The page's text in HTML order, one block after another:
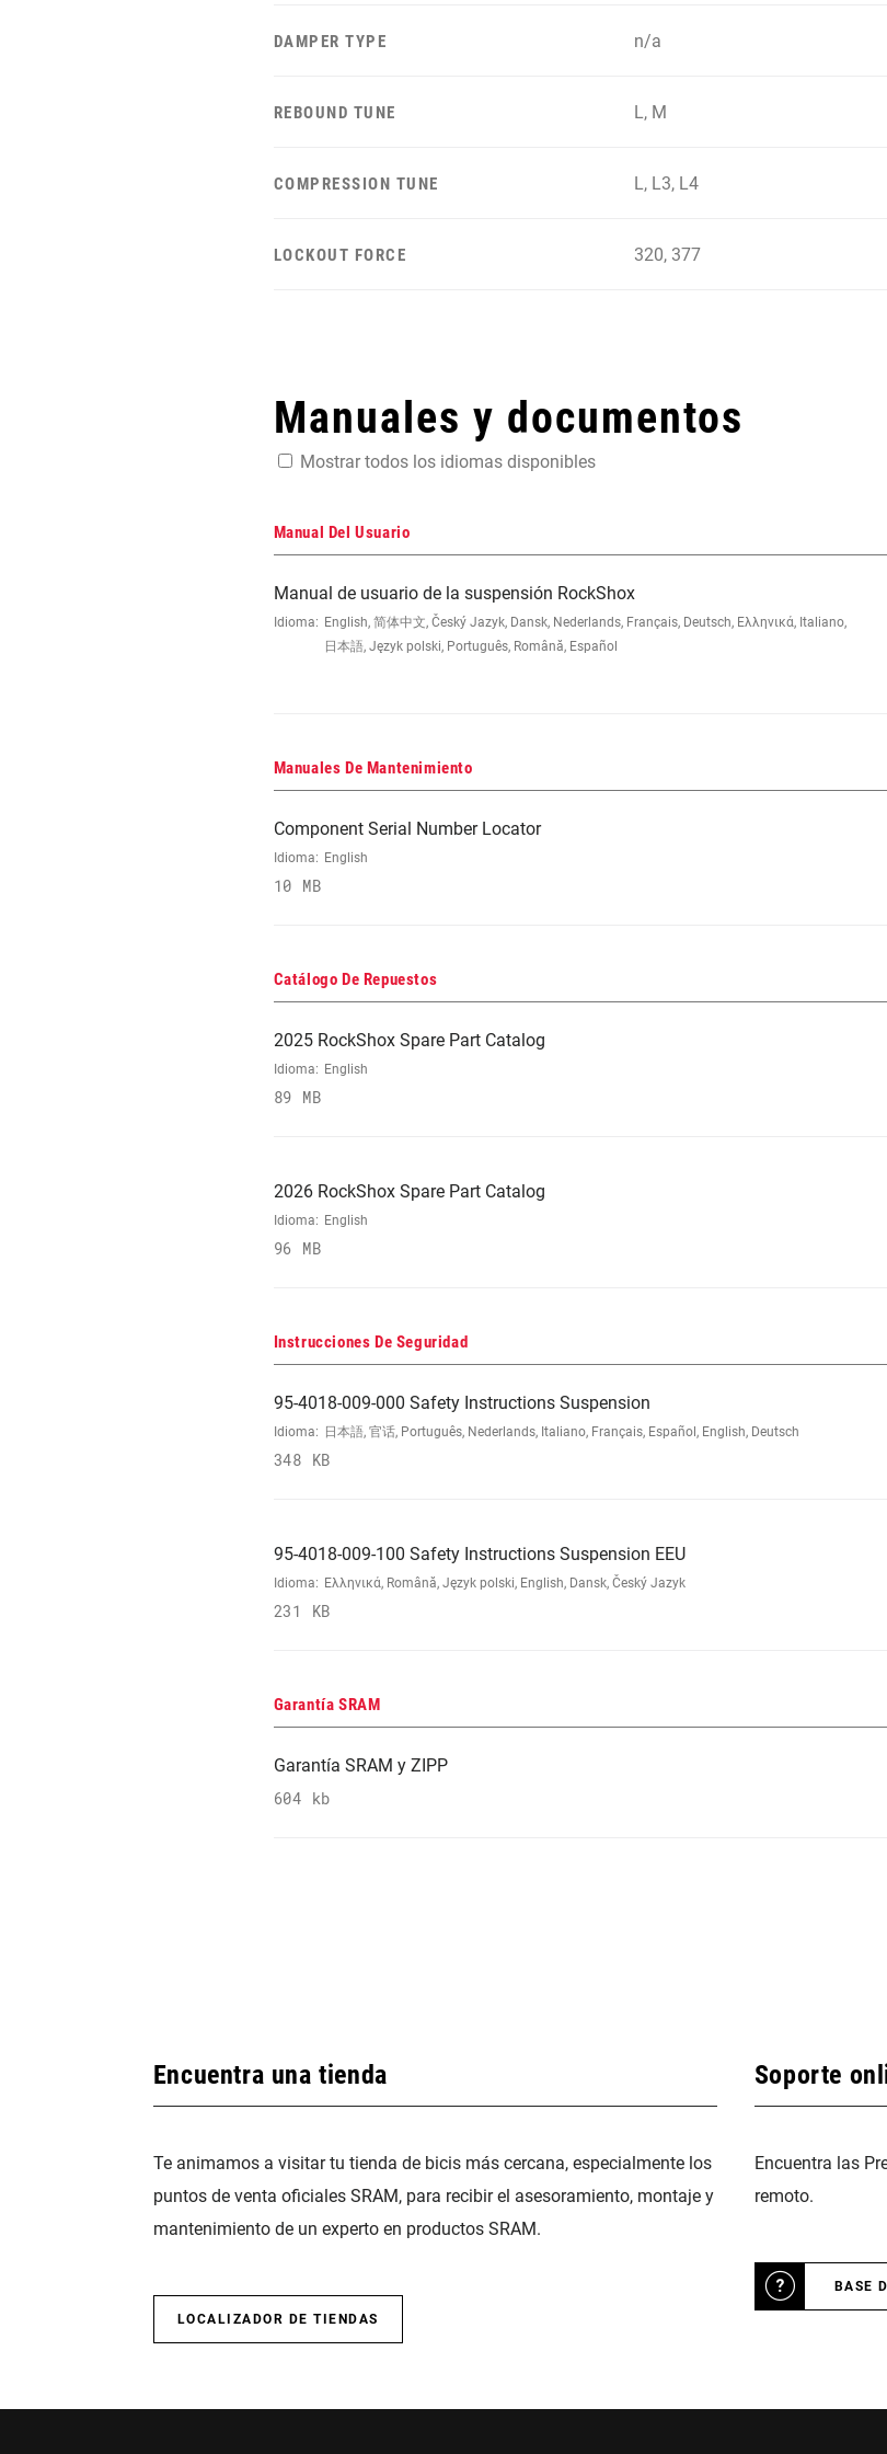
DAMPER TYPE n/a
REBOUND TUNE L, M
COMPRESSION TUNE L, L3, L4
LOCKOUT FORCE 320, 377
Manuales y documentos
Mostrar todos los idiomas disponibles
Manual Del Usuario
Manual de usuario de la suspensión RockShox
Idioma: English, 简体中文, Český Jazyk, Dansk, Nederlands, Français, Deutsch, Ελληνικά, Italiano,
日本語, Język polski, Português, Română, Español
Manuales De Mantenimiento
Component Serial Number Locator
Idioma: English
10 MB
Catálogo De Repuestos
2025 RockShox Spare Part Catalog
Idioma: English
89 MB
2026 RockShox Spare Part Catalog
Idioma: English
96 MB
Instrucciones De Seguridad
95-4018-009-000 Safety Instructions Suspension
Idioma: 日本語, 官话, Português, Nederlands, Italiano, Français, Español, English, Deutsch
348 KB
95-4018-009-100 Safety Instructions Suspension EEU
Idioma: Ελληνικά, Română, Język polski, English, Dansk, Český Jazyk
231 KB
Garantía SRAM
Garantía SRAM y ZIPP
604 kb
Encuentra una tienda
Te animamos a visitar tu tienda de bicis más cercana, especialmente los
puntos de venta oficiales SRAM, para recibir el asesoramiento, montaje y
mantenimiento de un experto en productos SRAM.
LOCALIZADOR DE TIENDAS
Soporte
Encuentra las
remoto.
BASE